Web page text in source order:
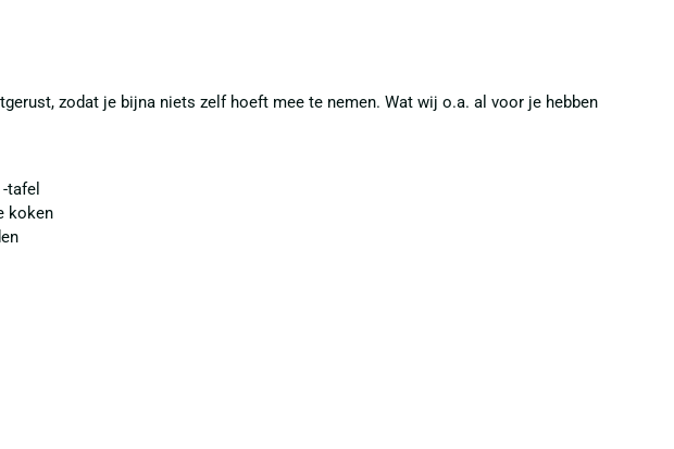
zodat je bijna niets zelf hoeft mee te nemen. Wat wij o.a. al voor je hebben
tafel
koken